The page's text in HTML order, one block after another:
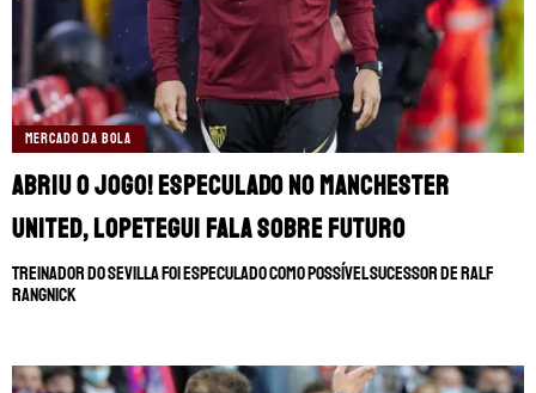
MERCADO DA BOLA
Abriu o jogo! Especulado no Manchester
United, Lopetegui fala sobre futuro
Treinador do Sevilla foi especulado como possível sucessor de Ralf
Rangnick